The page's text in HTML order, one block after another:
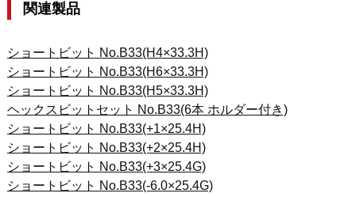
関連製品
ショートビット No.B33(H4×33.3H)
ショートビット No.B33(H6×33.3H)
ショートビット No.B33(H5×33.3H)
ヘックスビットセット No.B33(6本 ホルダー付き)
ショートビット No.B33(+1×25.4H)
ショートビット No.B33(+2×25.4H)
ショートビット No.B33(+3×25.4G)
ショートビット No.B33(-6.0×25.4G)